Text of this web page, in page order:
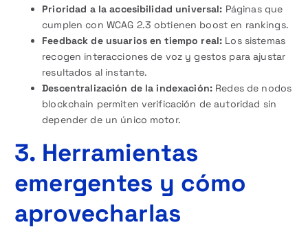
Prioridad a la accesibilidad universal: Páginas que
cumplen con WCAG 2.3 obtienen boost en rankings.
Feedback de usuarios en tiempo real: Los sistemas
recogen interacciones de voz y gestos para ajustar
resultados al instante.
Descentralización de la indexación: Redes de nodos
blockchain permiten verificación de autoridad sin
depender de un único motor.
3. Herramientas
emergentes y cómo
aprovecharlas